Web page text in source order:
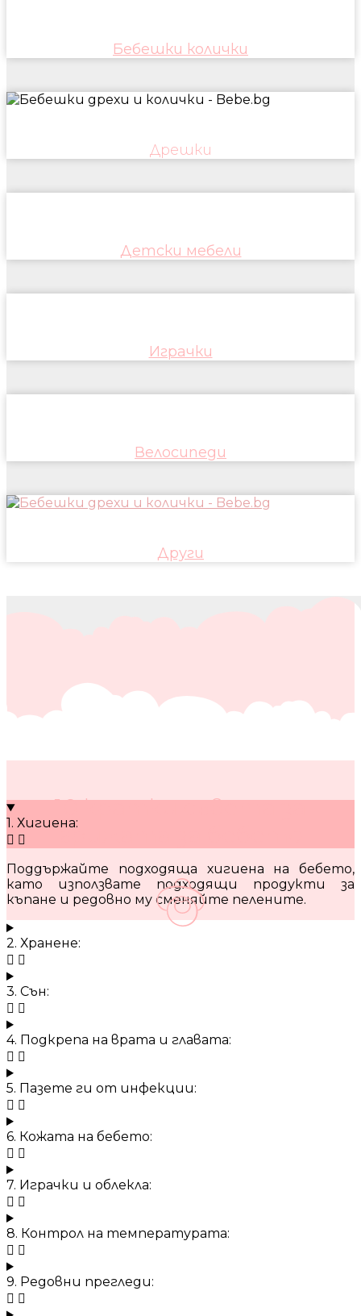
Бебешки колички
Дрешки
Детски мебели
Играчки
Велосипеди
Други
10 кратки съвета за
грижата за бебето
1. Хигиена:
Поддържайте подходяща хигиена на бебето,
като използвате подходящи продукти за
къпане и редовно му сменяйте пелените.
2. Хранене:
3. Сън:
4. Подкрепа на врата и главата:
5. Пазете ги от инфекции:
6. Кожата на бебето:
7. Играчки и облекла:
8. Контрол на температурата:
9. Редовни прегледи: